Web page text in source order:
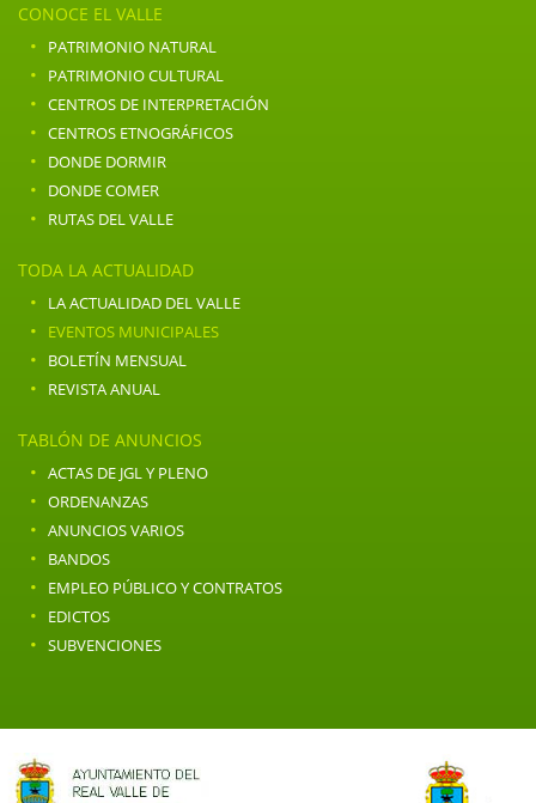
CONOCE EL VALLE
· PATRIMONIO NATURAL
· PATRIMONIO CULTURAL
· CENTROS DE INTERPRETACIÓN
· CENTROS ETNOGRÁFICOS
· DONDE DORMIR
· DONDE COMER
· RUTAS DEL VALLE
TODA LA ACTUALIDAD
· LA ACTUALIDAD DEL VALLE
· EVENTOS MUNICIPALES
· BOLETÍN MENSUAL
· REVISTA ANUAL
TABLÓN DE ANUNCIOS
· ACTAS DE JGL Y PLENO
· ORDENANZAS
· ANUNCIOS VARIOS
· BANDOS
· EMPLEO PÚBLICO Y CONTRATOS
· EDICTOS
· SUBVENCIONES